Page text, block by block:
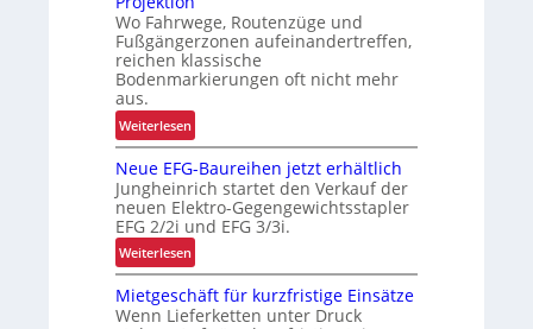
c
h
e
r
a
x
i
s
t
e
s
t
s
h
r
E
r
o
n
o
m
i
e
u
n
d
P
Wo Fahrwege, Routenzüge und
Fußgängerzonen aufeinandertreffen,
reichen klassische
Bodenmarkierungen oft nicht mehr
aus.
Weiterlesen:
A
r
b
e
i
t
s
Neue EFG-Baureihen jetzt erhältlich
Jungheinrich startet den Verkauf der
neuen Elektro-Gegengewichtsstapler
EFG 2/2i und EFG 3/3i.
Weiterlesen:
N
e
u
Mietgeschäft für kurzfristige Einsätze
Wenn Lieferketten unter Druck